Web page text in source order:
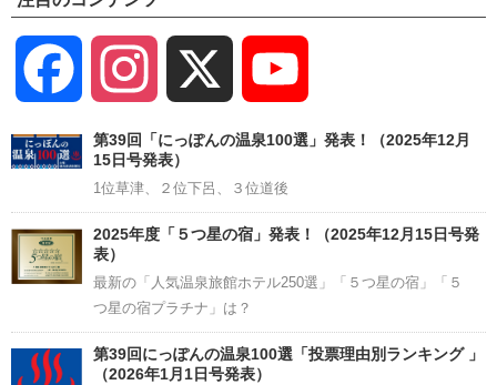
Facebook Instagram
Channel
第39回「にっぽんの温泉100選」発表！（2025年12月
15日号発表）
1位草津、２位下呂、３位道後
2025年度「５つ星の宿」発表！（2025年12月15日号発
表）
最新の「人気温泉旅館ホテル250選」「５つ星の宿」「５
つ星の宿プラチナ」は？
第39回にっぽんの温泉100選「投票理由別ランキング 」
（2026年1月1日号発表）